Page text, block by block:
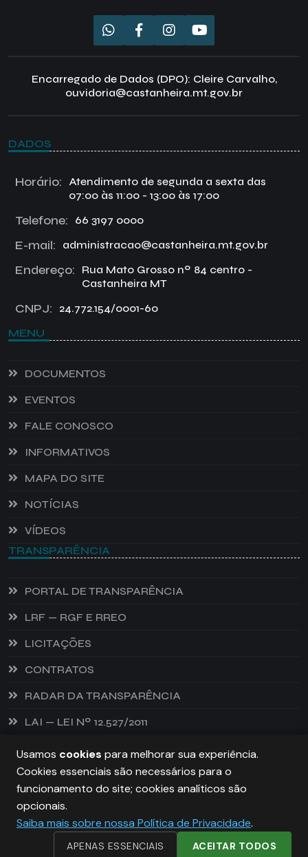
Encarregado de Dados (DPO): Cleire Carvalho,
ouvidoria@castanheira.mt.gov.br
DADOS
Horário:
Atendimento de segunda a sexta das
07:00 às 11:00 - 13:00 às 17:00
Telefone: 66 3197 0000
E-mail: administracao@castanheira.mt.gov.br
Endereço:
Rua Mato Grosso nº 84 centro -
Castanheira MT
CNPJ: 24.772.154/0001-60
MENU
DOCUMENTOS
EVENTOS
FALE CONOSCO
INFORMATIVOS
MAPA DO SITE
NOTÍCIAS
VÍDEOS
TRANSPARÊNCIA
PORTAL DE TRANSPARÊNCIA
LRF — RGF E RREO
LICITAÇÕES
CONTRATOS
RADAR DA TRANSPARÊNCIA
LAI — LEI Nº 12.527/2011
PREFEITURA DE CASTANHEIRA, TODOS OS DIREITOS
Usamos cookies para melhorar sua experiência.
Cookies essenciais são necessários para o
funcionamento do site; cookies analíticos são
opcionais.
Saiba mais sobre nossa Política de Privacidade.
APENAS ESSENCIAIS ACEITAR TODOS